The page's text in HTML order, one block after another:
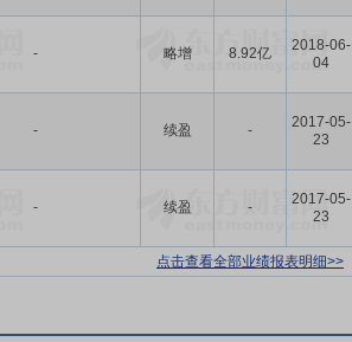
- 略增 8.92亿
2018-06-
04
- 续盈 -
2017-05-
23
- 续盈 -
2017-05-
23
点击查看全部业绩报表明细>>